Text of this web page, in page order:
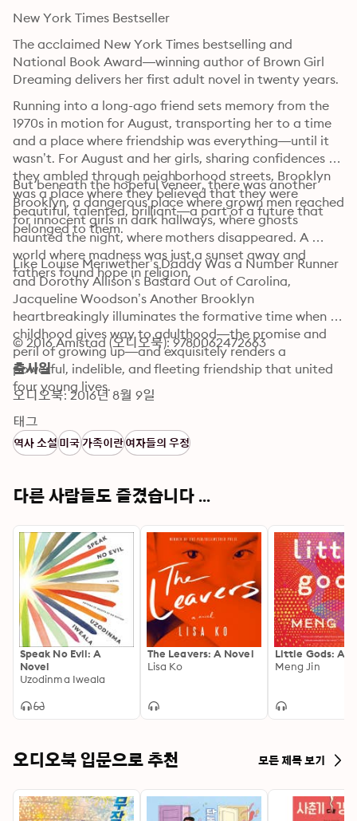
New York Times Bestseller
The acclaimed New York Times bestselling and
National Book Award—winning author of Brown Girl
Dreaming delivers her first adult novel in twenty years.
Running into a long-ago friend sets memory from the
1970s in motion for August, transporting her to a time
and a place where friendship was everything—until it
wasn’t. For August and her girls, sharing confidences as
they ambled through neighborhood streets, Brooklyn
was a place where they believed that they were
beautiful, talented, brilliant—a part of a future that
belonged to them.
But beneath the hopeful veneer, there was another
Brooklyn, a dangerous place where grown men reached
for innocent girls in dark hallways, where ghosts
haunted the night, where mothers disappeared. A
world where madness was just a sunset away and
fathers found hope in religion.
Like Louise Meriwether’s Daddy Was a Number Runner
and Dorothy Allison’s Bastard Out of Carolina,
Jacqueline Woodson’s Another Brooklyn
heartbreakingly illuminates the formative time when
childhood gives way to adulthood—the promise and
peril of growing up—and exquisitely renders a
powerful, indelible, and fleeting friendship that united
four young lives.
© 2016 Amistad (오디오북): 9780062472663
출시일
오디오북: 2016년 8월 9일
태그
역사 소설미국가족이란여자들의 우정
다른 사람들도 즐겼습니다 ...
Speak No Evil: A
Novel
Uzodinma Iweala
The Leavers: A Novel
Lisa Ko
Little Gods: A
Meng Jin
오디오북 입문으로 추천 모든 제목 보기